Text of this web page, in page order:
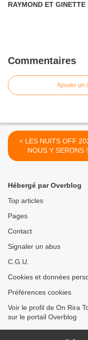
RAYMOND ET GINETTE
Commentaires
Ajouter un
< LES NUITS OFF 2022,
NOUS Y SERONS !
Hébergé par Overblog
Top articles
Pages
Contact
Signaler un abus
C.G.U.
Cookies et données
Préférences cookies
Voir le profil de On Rira
sur le portail Overblog